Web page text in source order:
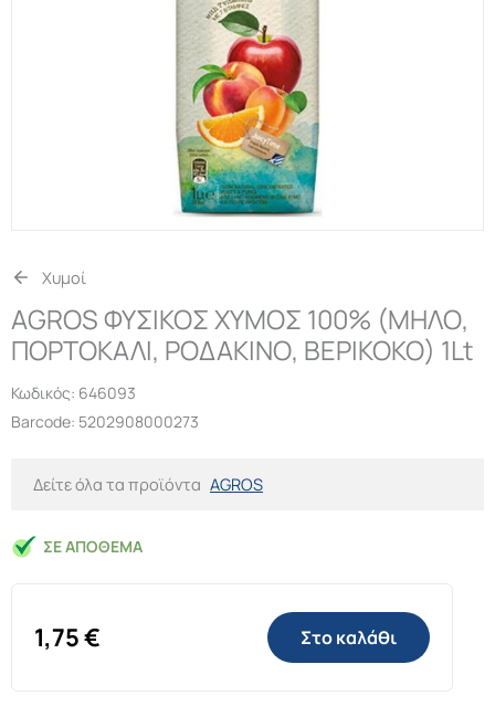
Χυμοί
AGROS ΦΥΣΙΚΟΣ ΧΥΜΟΣ 100% (ΜΗΛΟ,
ΠΟΡΤΟΚΑΛΙ, ΡΟΔΑΚΙΝΟ, ΒΕΡΙΚΟΚΟ) 1Lt
Κωδικός: 646093
Barcode: 5202908000273
Δείτε όλα τα προϊόντα AGROS
ΣΕ ΑΠΌΘΕΜΑ
1,75€ Στο καλάθι